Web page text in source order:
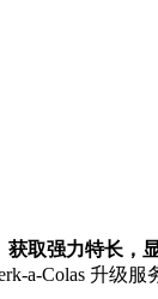
获取强力特长，
a-Colas 升级